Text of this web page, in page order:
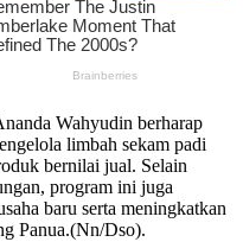
Wahyudin berharap
limbah sekam padi
bernilai jual. Selain
program ini juga
baru serta meningkatkan
Panua.(Nn/Dso).